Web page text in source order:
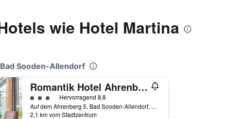
wie Hotel Martina
Sooden-Allendorf
Romantik Hotel Ahrenberg
Bewertungskategorie 3
Hervorragend 8,8
Auf dem Ahrenberg 5, Bad Sooden-Allendorf, Hessen, Deutschland
2,1 km vom Stadtzentrum